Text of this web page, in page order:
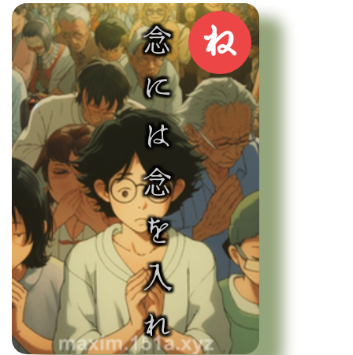
ね
念には念を入れ